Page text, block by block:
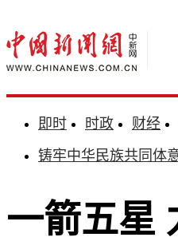
即时 时政 财经
铸牢中华民族共同体
一箭五星